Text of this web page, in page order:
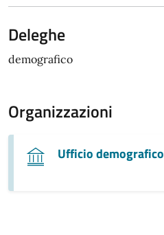
Deleghe
demografico
Organizzazioni
Ufficio demografico